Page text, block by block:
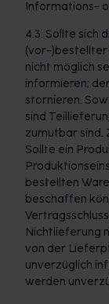
Informations-
4.3. Sollte sich
(vor-
nicht möglich
informieren;
stornieren.
sind
zumutbar sind.
Sollte ein
bestellten
beschaffen
Nichtlieferung
von der
unverzüglich
werden